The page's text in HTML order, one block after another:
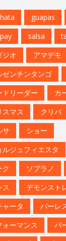
guapas
salsa
ジオ
アマデモ
ゼンチンタンゴ
ドリーダー
カ
スマス
クリパ
サ
ショー
ルジュフィエスタ
ク
ソプラノ
ス
デモンスト
ャータ
バーレ
ォーマンス
パ